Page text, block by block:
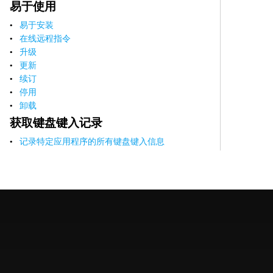
易于使用
易于安装
在线远程指令
升级
更新
续订
停用
卸载
获取键盘键入记录
记录特定应用程序的所有键盘键入信息